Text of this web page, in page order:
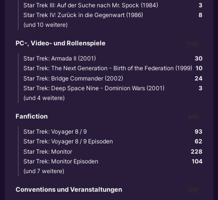
3
Star Trek III: Auf der Suche nach Mr. Spock (1984)
8
Star Trek IV: Zurück in die Gegenwart (1986)
(und 10 weitere)
PC-, Video- und Rollenspiele
30
Star Trek: Armada II (2001)
10
Star Trek: The Next Generation - Birth of the Federation (1999)
24
Star Trek: Bridge Commander (2002)
3
Star Trek: Deep Space Nine - Dominion Wars (2001)
(und 4 weitere)
Fanfiction
93
Star Trek: Voyager 8 / 9
62
Star Trek: Voyager 8 / 9 Episoden
228
Star Trek: Monitor
104
Star Trek: Monitor Episoden
(und 7 weitere)
Conventions und Veranstaltungen